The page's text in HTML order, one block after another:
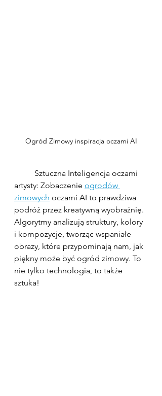
Ogród Zimowy inspiracja oczami AI
artysty: Zobaczenie ogrodów
zimowych oczami AI to prawdziwa
podróż przez kreatywną wyobraźnię.
Algorytmy analizują struktury, kolory
i kompozycje, tworząc wspaniałe
obrazy, które przypominają nam, jak
piękny może być ogród zimowy. To
nie tylko technologia, to także
sztuka!